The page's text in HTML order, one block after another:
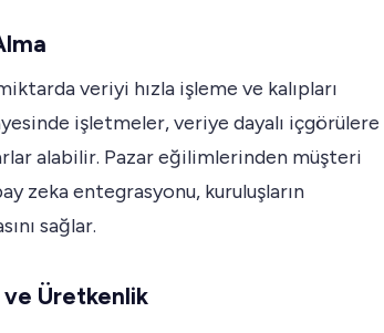
veriyi hızla işleme ve kalıpları
işletmeler, veriye dayalı içgörülere
alabilir. Pazar eğilimlerinden müşteri
zeka entegrasyonu, kuruluşların
sağlar.
Üretkenlik